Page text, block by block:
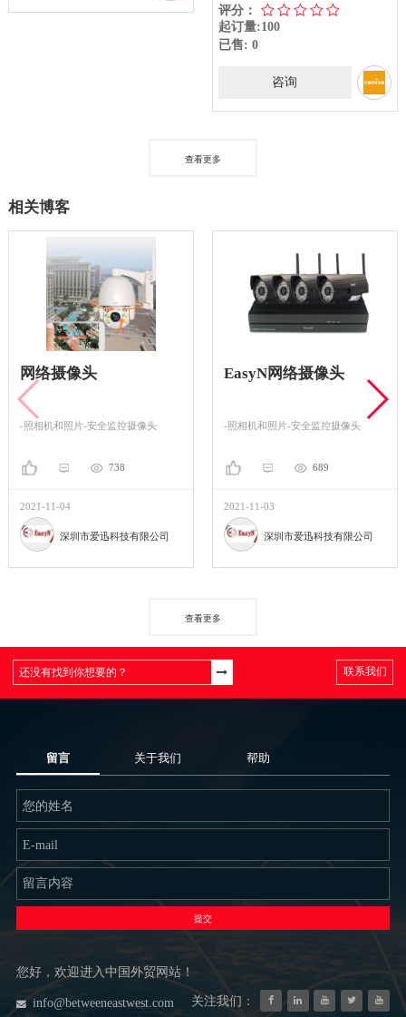
评分：
起订量:100
已售: 0
咨询
查看更多
相关博客
网络摄像头
-照相机和照片-安全监控摄像头
738
2021-11-04
深圳市爱迅科技有限公司
EasyN网络摄像头
-照相机和照片-安全监控摄像头
689
2021-11-03
深圳市爱迅科技有限公司
查看更多
联系我们
留言 关于我们 帮助
提交
您好，欢迎进入中国外贸网站！
info@betweeneastwest.com 关注我们：